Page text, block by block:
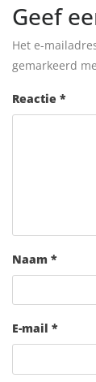
Geef
Het e-
gemarkeerd
Reactie *
Naam *
E-mail *